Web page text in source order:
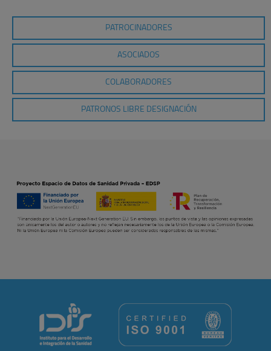
PATROCINADORES
ASOCIADOS
COLABORADORES
PATRONOS LIBRE DESIGNACIÓN